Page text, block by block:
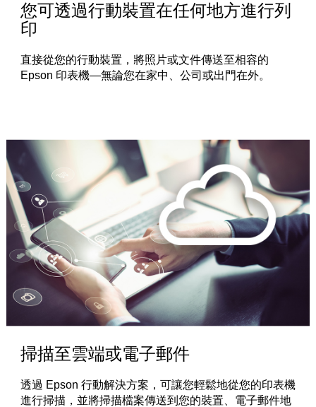
您可透過行動裝置在任何地方進行列
印
直接從您的行動裝置，將照片或文件傳送至相容的
Epson 印表機—無論您在家中、公司或出門在外。
掃描至雲端或電子郵件
透過 Epson 行動解決方案，可讓您輕鬆地從您的印表機
進行掃描，並將掃描檔案傳送到您的裝置、電子郵件地